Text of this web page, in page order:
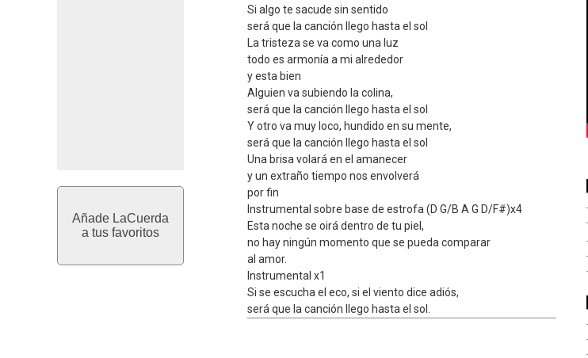
Añade LaCuerda
a tus favoritos
Si algo te sacude sin sentido
será que la canción llego hasta el sol
La tristeza se va como una luz
todo es armonía a mi alrededor
y esta bien
Alguien va subiendo la colina,
será que la canción llego hasta el sol
Y otro va muy loco, hundido en su mente,
será que la canción llego hasta el sol
Una brisa volará en el amanecer
y un extraño tiempo nos envolverá
por fin
Instrumental sobre base de estrofa (D G/B A G D/F#)x4
Esta noche se oirá dentro de tu piel,
no hay ningún momento que se pueda comparar
al amor.
Instrumental x1
Si se escucha el eco, si el viento dice adiós,
será que la canción llego hasta el sol.